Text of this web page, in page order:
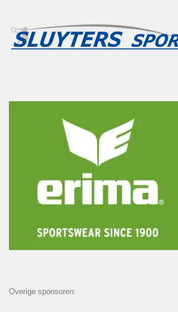
Overige sponsoren: